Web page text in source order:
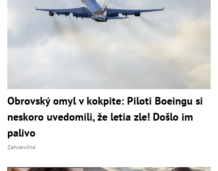
Obrovský omyl v kokpite: Piloti Boeingu si
neskoro uvedomili, že letia zle! Došlo im
palivo
Zahraničné